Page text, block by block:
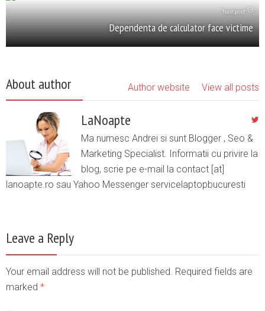
Next post
Dependenta de calculator face victime
About author View all posts
Author website
LaNoapte
Ma numesc Andrei si sunt Blogger , Seo &
Marketing Specialist. Informatii cu privire la
blog, scrie pe e-mail la contact [at]
lanoapte.ro sau Yahoo Messenger servicelaptopbucuresti
Leave a Reply
Your email address will not be published. Required fields are
marked *